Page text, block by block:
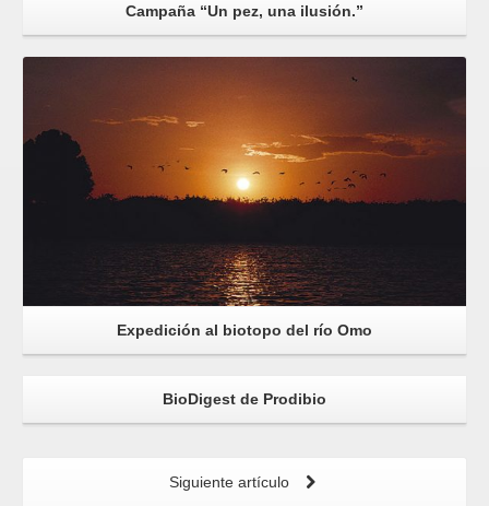
Campaña “Un pez, una ilusión.”
Leer más
Expedición al biotopo del río Omo
BioDigest de Prodibio
Siguiente artículo